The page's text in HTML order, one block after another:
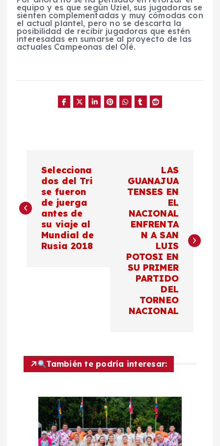
equipo y es que según Uziel, sus jugadoras se
sienten complementadas y muy cómodas con
el actual plantel, pero no se descarta la
posibilidad de recibir jugadoras que estén
interesadas en sumarse al proyecto de las
actuales Campeonas del Olé.
v
ó
n
Selecciona
dos del Tri
se fueron
de juerga
antes de
su viaje al
Mundial de
Rusia 2018
LAS
GUANAJUA
TENSES EN
EL
NACIONAL
ENFRENTA
N A SAN
LUIS
POTOSI EN
SU PRIMER
PARTIDO
DEL
TORNEO
NACIONAL
También te podría interesar: